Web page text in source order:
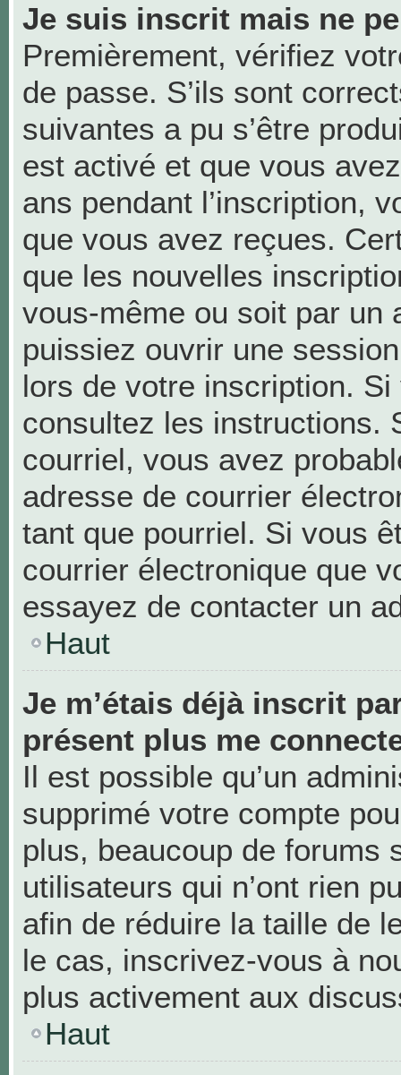
Je suis inscrit mais ne
Premièrement, vérifiez
de passe. S’ils sont
suivantes a pu s’être
est activé et que vous
ans pendant l’inscription,
que vous avez reçues.
que les nouvelles
vous-même ou soit par un
puissiez ouvrir une
lors de votre inscription.
consultez les instructions.
courriel, vous avez
adresse de courrier
tant que pourriel. Si vous
courrier électronique que
essayez de contacter un
Haut
Je m’étais déjà inscrit
présent plus me
Il est possible qu’un
supprimé votre compte
plus, beaucoup de forums
utilisateurs qui n’ont rien
afin de réduire la taille de
le cas, inscrivez-vous à
plus activement aux
Haut